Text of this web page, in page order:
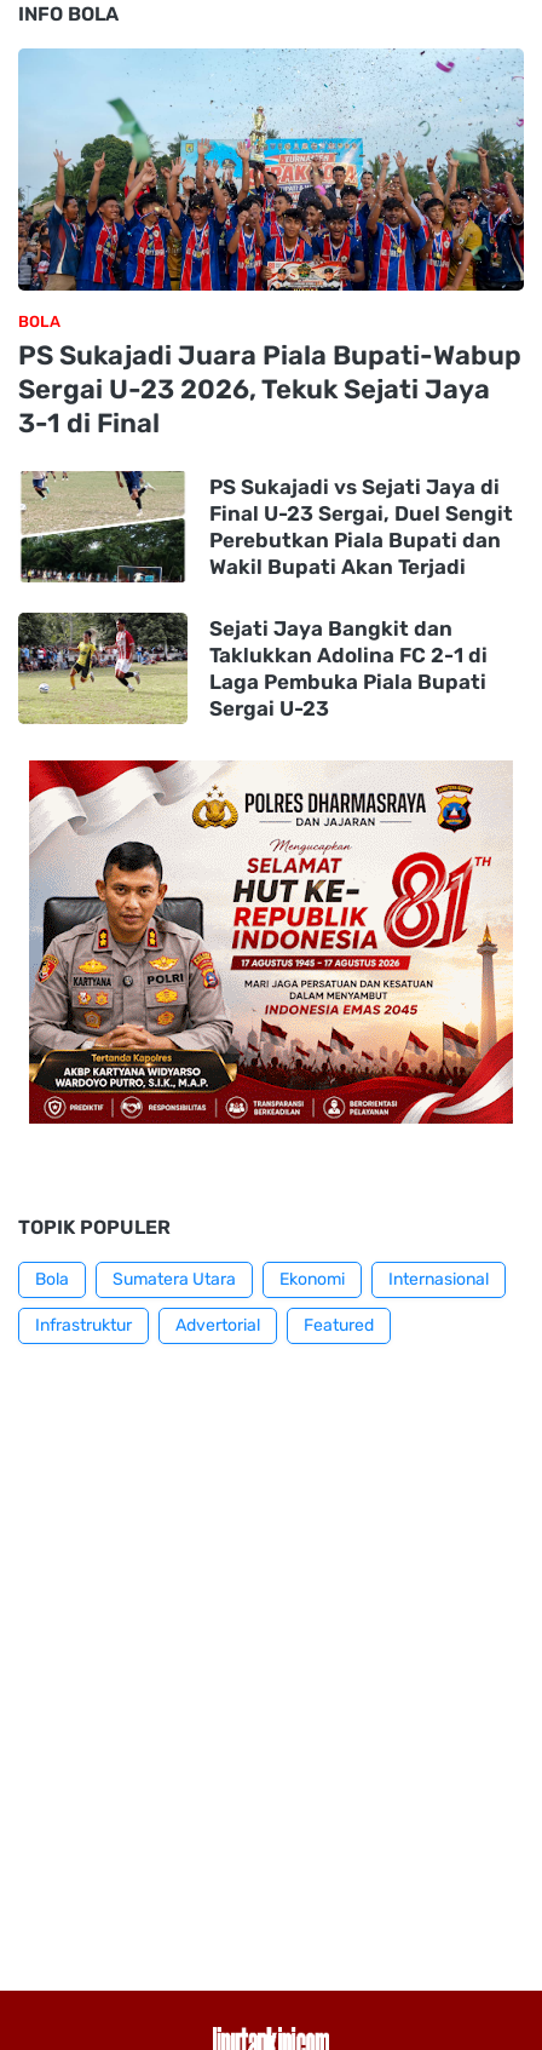
INFO BOLA
BOLA
PS Sukajadi Juara Piala Bupati-Wabup
Sergai U-23 2026, Tekuk Sejati Jaya
3-1 di Final
PS Sukajadi vs Sejati Jaya di
Final U-23 Sergai, Duel Sengit
Perebutkan Piala Bupati dan
Wakil Bupati Akan Terjadi
Sejati Jaya Bangkit dan
Taklukkan Adolina FC 2-1 di
Laga Pembuka Piala Bupati
Sergai U-23
TOPIK POPULER
Bola Sumatera Utara Ekonomi Internasional
Infrastruktur Advertorial Featured